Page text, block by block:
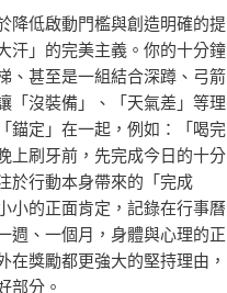
降低啟動門檻與創造明確的提
汗」的完美主義。你的十分鐘
、甚至是一組結合深蹲、弓箭
「沒裝備」、「天氣差」等理
錨定」在一起，例如：「喝完
上刷牙前，先完成今日的十分
於行動本身帶來的「完成
小的正面肯定，記錄在行事曆
週、一個月，身體與心理的正
獎勵都更強大的堅持理由，
部分。